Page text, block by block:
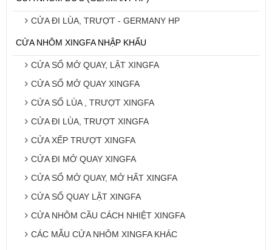
CỬA ĐI LÙA, TRƯỢT - GERMANY HP
CỬA NHÔM XINGFA NHẬP KHẨU
CỬA SỔ MỞ QUAY, LẬT XINGFA
CỬA SỔ MỞ QUAY XINGFA
CỬA SỔ LÙA , TRƯỢT XINGFA
CỬA ĐI LÙA, TRƯỢT XINGFA
CỬA XẾP TRƯỢT XINGFA
CỬA ĐI MỞ QUAY XINGFA
CỬA SỔ MỞ QUAY, MỞ HẤT XINGFA
CỬA SỔ QUAY LẬT XINGFA
CỬA NHÔM CẦU CÁCH NHIỆT XINGFA
CÁC MẪU CỬA NHÔM XINGFA KHÁC